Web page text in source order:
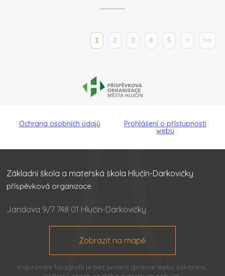
1 2 3 4 5 > >>
Ochrana osobních údajů Prohlášení o přístupnosti
webu
Základní škola a mateřská škola Hlučín-Darkovičky
příspěvková organizace
Jandova 9/7 748 01 Hlučín-Darkovičky
Zobrazit na mapě
Kopírování fotografií je bez svolení správce webu zakázáno.